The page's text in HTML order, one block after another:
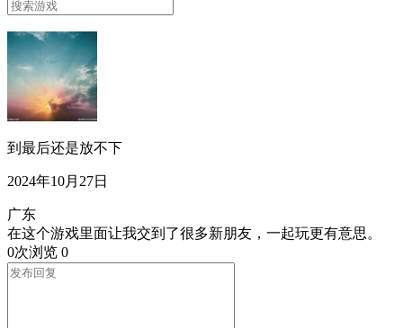
到最后还是放不下
2024年10月27日
广东
在这个游戏里面让我交到了很多新朋友，一起玩更有意思。
0次浏览 0